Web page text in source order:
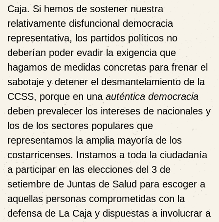
Caja. Si hemos de sostener nuestra
relativamente disfuncional democracia
representativa, los partidos políticos no
deberían poder evadir la exigencia que
hagamos de medidas concretas para frenar el
sabotaje y detener el desmantelamiento de la
CCSS, porque en una auténtica democracia
deben prevalecer los intereses de nacionales y
los de los sectores populares que
representamos la amplia mayoría de los
costarricenses. Instamos a toda la ciudadanía
a participar en las elecciones del 3 de
setiembre de Juntas de Salud para escoger a
aquellas personas comprometidas con la
defensa de La Caja y dispuestas a involucrar a